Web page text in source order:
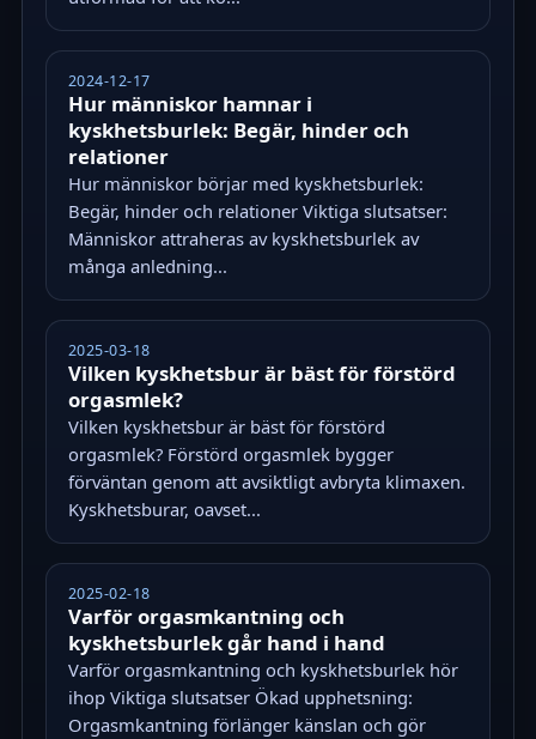
2024-12-17
Hur människor hamnar i
kyskhetsburlek: Begär, hinder och
relationer
Hur människor börjar med kyskhetsburlek:
Begär, hinder och relationer Viktiga slutsatser:
Människor attraheras av kyskhetsburlek av
många anledning...
2025-03-18
Vilken kyskhetsbur är bäst för förstörd
orgasmlek?
Vilken kyskhetsbur är bäst för förstörd
orgasmlek? Förstörd orgasmlek bygger
förväntan genom att avsiktligt avbryta klimaxen.
Kyskhetsburar, oavset...
2025-02-18
Varför orgasmkantning och
kyskhetsburlek går hand i hand
Varför orgasmkantning och kyskhetsburlek hör
ihop Viktiga slutsatser Ökad upphetsning:
Orgasmkantning förlänger känslan och gör